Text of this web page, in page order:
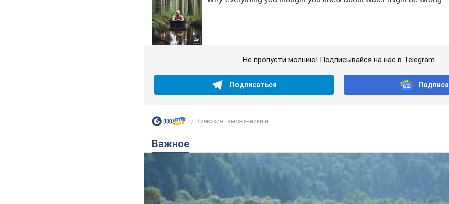
Не пропусти молнию! Подписывайся на нас в Telegram
Подписаться
Киевские таможенники и...
Важное